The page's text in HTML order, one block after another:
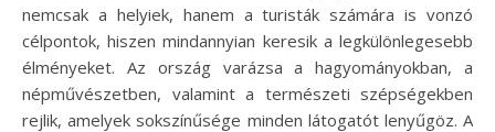
nemcsak a helyiek, hanem a turisták számára is vonzó
célpontok, hiszen mindannyian keresik a legkülönlegesebb
élményeket. Az ország varázsa a hagyományokban, a
népművészetben, valamint a természeti szépségekben
rejlik, amelyek sokszínűsége minden látogatót lenyűgöz. A